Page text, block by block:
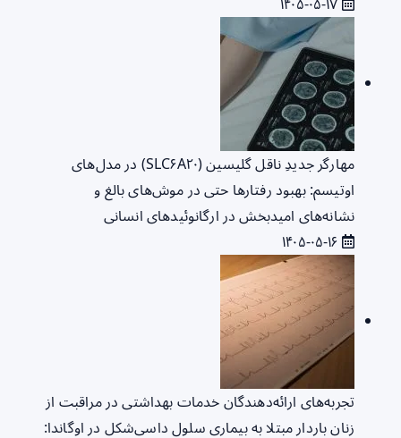
مهارگر جدیدِ ناقل گلیسین (SLC۶A۲۰) در مدل‌های
اوتیسم: بهبود رفتارها حتی در موش‌های بالغ و
نشانه‌های امیدبخش در ارگانوئیدهای انسانی
تجربه‌های ارائه‌دهندگان خدمات بهداشتی در مراقبت از
زنان باردار مبتلا به بیماری سلول داسی‌شکل در اوگاندا: